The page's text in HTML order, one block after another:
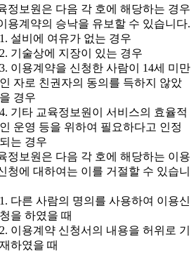
정보원은 다음 각 호에 해당하는 경우
용계약의 승낙을 유보할 수 있습니다.
1. 설비에 여유가 없는 경우
2. 기술상에 지장이 있는 경우
3. 이용계약을 신청한 사람이 14세 미만
인 자로 친권자의 동의를 득하지 않았
을 경우
4. 기타 교육정보원이 서비스의 효율적
인 운영 등을 위하여 필요하다고 인정
되는 경우
정보원은 다음 각 호에 해당하는 이용
청에 대하여는 이를 거절할 수 있습니
1. 다른 사람의 명의를 사용하여 이용신
청을 하였을 때
2. 이용계약 신청서의 내용을 허위로 기
재하였을 때